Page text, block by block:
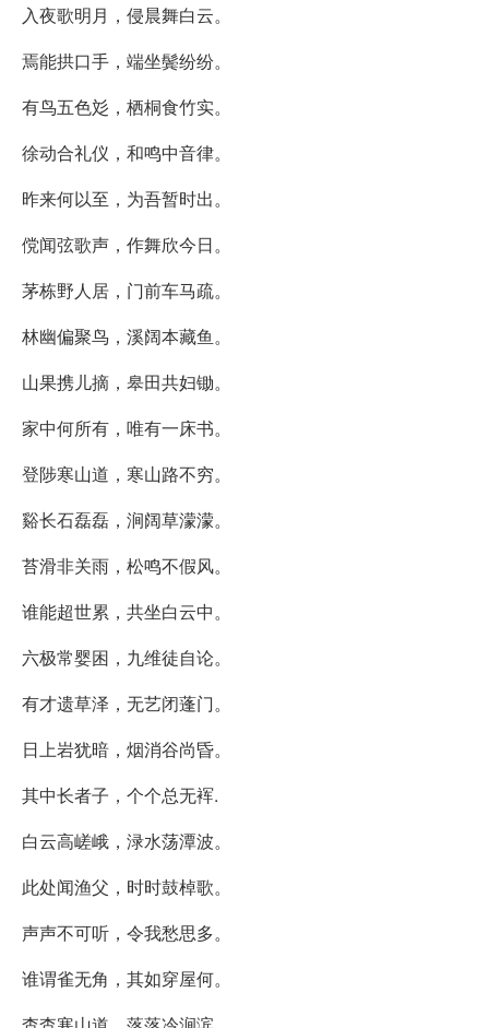
入夜歌明月，侵晨舞白云。
焉能拱口手，端坐鬓纷纷。
有鸟五色彣，栖桐食竹实。
徐动合礼仪，和鸣中音律。
昨来何以至，为吾暂时出。
傥闻弦歌声，作舞欣今日。
茅栋野人居，门前车马疏。
林幽偏聚鸟，溪阔本藏鱼。
山果携儿摘，皋田共妇锄。
家中何所有，唯有一床书。
登陟寒山道，寒山路不穷。
谿长石磊磊，涧阔草濛濛。
苔滑非关雨，松鸣不假风。
谁能超世累，共坐白云中。
六极常婴困，九维徒自论。
有才遗草泽，无艺闭蓬门。
日上岩犹暗，烟消谷尚昏。
其中长者子，个个总无裈.
白云高嵯峨，渌水荡潭波。
此处闻渔父，时时鼓棹歌。
声声不可听，令我愁思多。
谁谓雀无角，其如穿屋何。